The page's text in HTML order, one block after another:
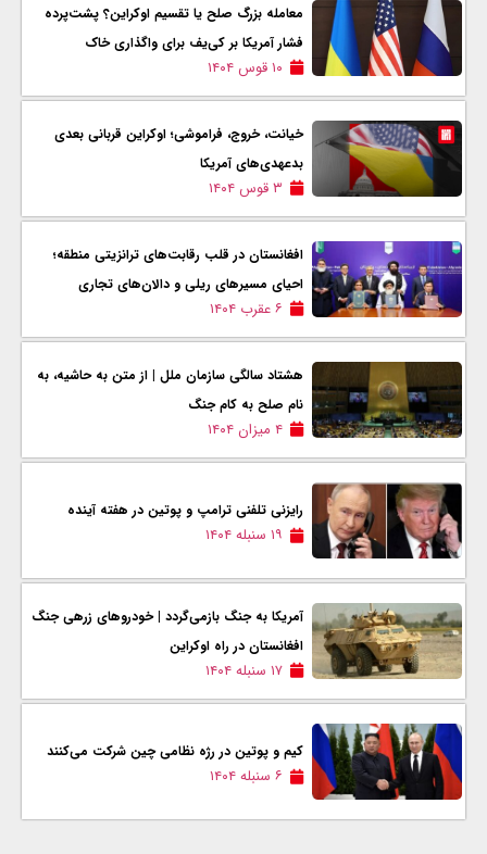
معامله بزرگ صلح یا تقسیم اوکراین؟ پشت‌پرده
فشار آمریکا بر کی‌یف برای واگذاری خاک
۱۰ قوس ۱۴۰۴
خیانت، خروج، فراموشی؛ اوکراین قربانی بعدی
بدعهدی‌های آمریکا
۳ قوس ۱۴۰۴
افغانستان در قلب رقابت‌های ترانزیتی منطقه‌؛
احیای مسیرهای ریلی و دالان‌های تجاری
۶ عقرب ۱۴۰۴
هشتاد سالگی سازمان ملل | از متن به حاشیه، به
نام صلح به کام جنگ
۴ میزان ۱۴۰۴
رایزنی تلفنی ترامپ و پوتین در هفته آینده
۱۹ سنبله ۱۴۰۴
آمریکا به جنگ بازمی‌گردد | خودروهای زرهی جنگ
افغانستان در راه اوکراین
۱۷ سنبله ۱۴۰۴
کیم و پوتین در رژه نظامی چین شرکت می‌کنند
۶ سنبله ۱۴۰۴